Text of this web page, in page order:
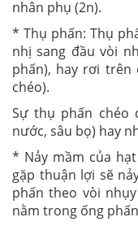
nhân phụ (2n).
* Thụ phấn: Thụ
nhị sang đầu vòi
phấn), hay rơi trên
chéo).
Sự thụ phấn chéo
nước, sâu bọ) hay
* Nảy mầm của
gặp thuận lợi sẽ
phấn theo vòi
nằm trong ống